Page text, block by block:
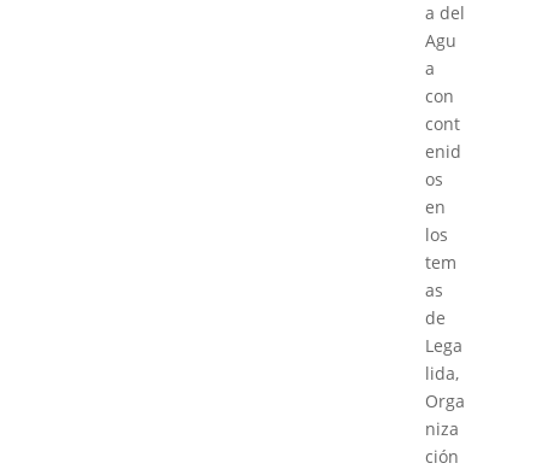
a del
Agu
a
con
cont
enid
os
en
los
tem
as
de
Lega
lida,
Orga
niza
ción